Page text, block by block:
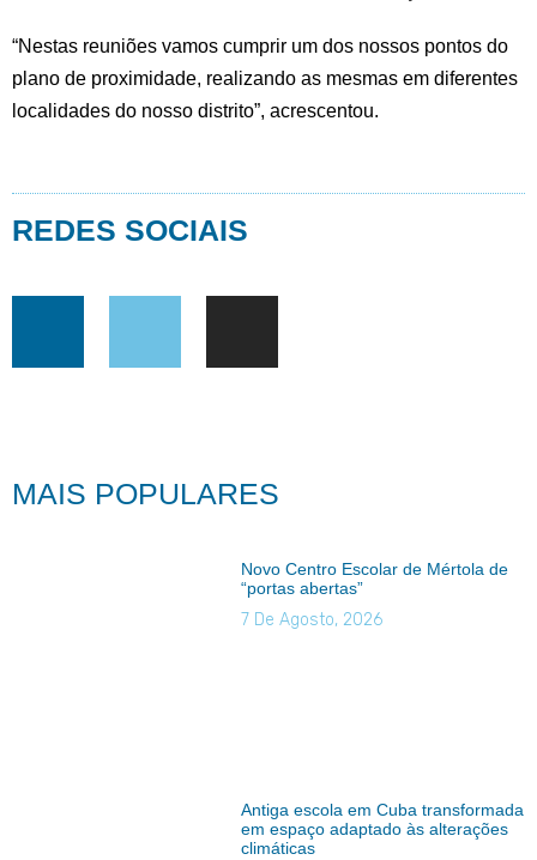
“Nestas reuniões vamos cumprir um dos nossos pontos do
plano de proximidade, realizando as mesmas em diferentes
localidades do nosso distrito”, acrescentou.
REDES SOCIAIS
MAIS POPULARES
Novo Centro Escolar de Mértola de
“portas abertas”
7 De Agosto, 2026
Antiga escola em Cuba transformada
em espaço adaptado às alterações
climáticas